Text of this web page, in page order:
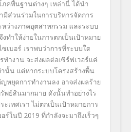
คพื้นฐานต่างๆ เหล่านี้ ได้นำ
มีส่วนร่วมในการบริหารจัดการ
หว่างภาคอุตสาหกรรม และระบบ
งทำให้ง่ายในการตกเป็นเป้าหมาย
เบอร์ เราพบว่าการที่ระบบใด
ทำงาน จะส่งผลต่อเซิร์ฟเวอร์แค่
านั้น แต่หากระบบโครงสร้างพื้น
หยุดการทำงานลง อาจส่งผลร้าย
พย์สินมากมาย ดังนั้นทำอย่างไร
ะเทศเรา ไม่ตกเป็นเป้าหมายการ
ร์ในปี 2019 ที่กำลังจะมาถึงเร็วๆ